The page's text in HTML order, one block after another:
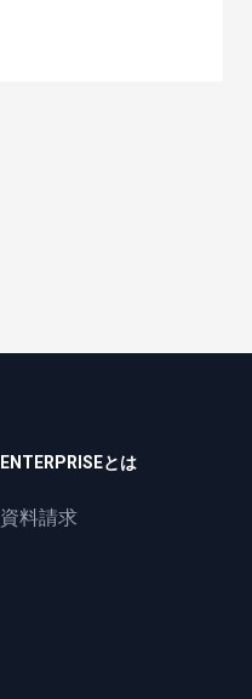
ENTERPRISEとは
資料請求